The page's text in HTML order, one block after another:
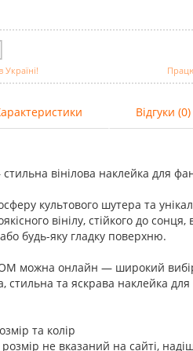
Відгуки (0)
вінілова наклейка для
культового шутера та
вінілу, стійкого до
будь-яку гладку поверхню.
можна онлайн — широкий вибір
стильна та яскрава наклейка
та колір
не вказаний на сайті,